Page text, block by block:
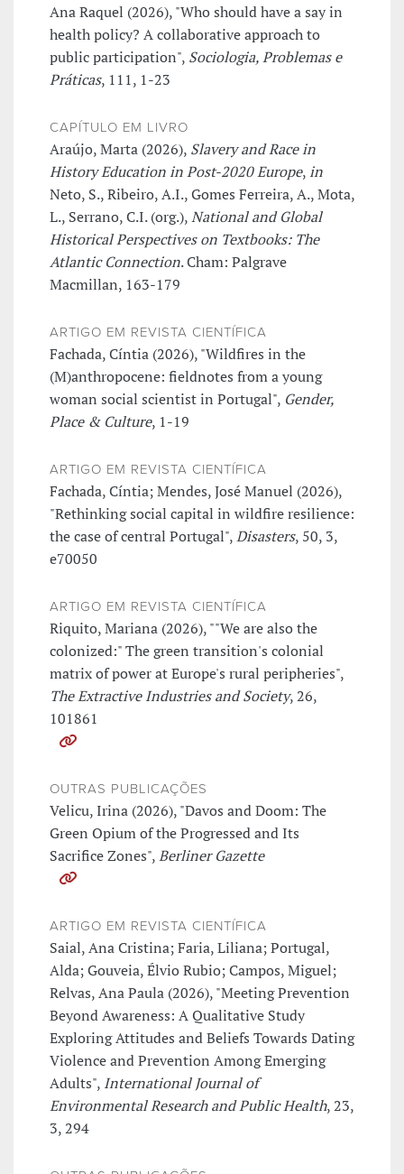
Ana Raquel (2026), "Who should have a say in
health policy? A collaborative approach to
public participation", Sociologia, Problemas e
Práticas, 111, 1-23
CAPÍTULO EM LIVRO
Araújo, Marta (2026), Slavery and Race in
History Education in Post-2020 Europe,in
Neto, S., Ribeiro, A.I., Gomes Ferreira, A., Mota,
L., Serrano, C.I. (org.),National and Global
Historical Perspectives on Textbooks: The
Atlantic Connection. Cham: Palgrave
Macmillan, 163-179
ARTIGO EM REVISTA CIENTÍFICA
Fachada, Cíntia (2026), "Wildfires in the
(M)anthropocene: fieldnotes from a young
woman social scientist in Portugal", Gender,
Place & Culture, 1-19
ARTIGO EM REVISTA CIENTÍFICA
Fachada, Cíntia; Mendes, José Manuel (2026),
"Rethinking social capital in wildfire resilience:
the case of central Portugal",Disasters, 50, 3,
e70050
ARTIGO EM REVISTA CIENTÍFICA
Riquito, Mariana (2026), ""We are also the
colonized:" The green transition's colonial
matrix of power at Europe's rural peripheries",
The Extractive Industries and Society, 26,
101861
OUTRAS PUBLICAÇÕES
Velicu, Irina (2026), "Davos and Doom: The
Green Opium of the Progressed and Its
Sacrifice Zones",Berliner Gazette
ARTIGO EM REVISTA CIENTÍFICA
Saial, Ana Cristina; Faria, Liliana; Portugal,
Alda; Gouveia, Élvio Rubio; Campos, Miguel;
Relvas, Ana Paula (2026), "Meeting Prevention
Beyond Awareness: A Qualitative Study
Exploring Attitudes and Beliefs Towards Dating
Violence and Prevention Among Emerging
Adults", International Journal of
Environmental Research and Public Health, 23,
3, 294